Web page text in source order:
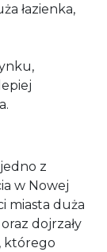
łazienka,
z
w Nowej
miasta duża
dojrzały
którego